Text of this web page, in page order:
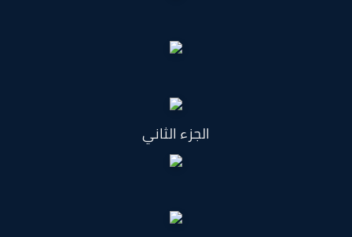
الجزء الثاني